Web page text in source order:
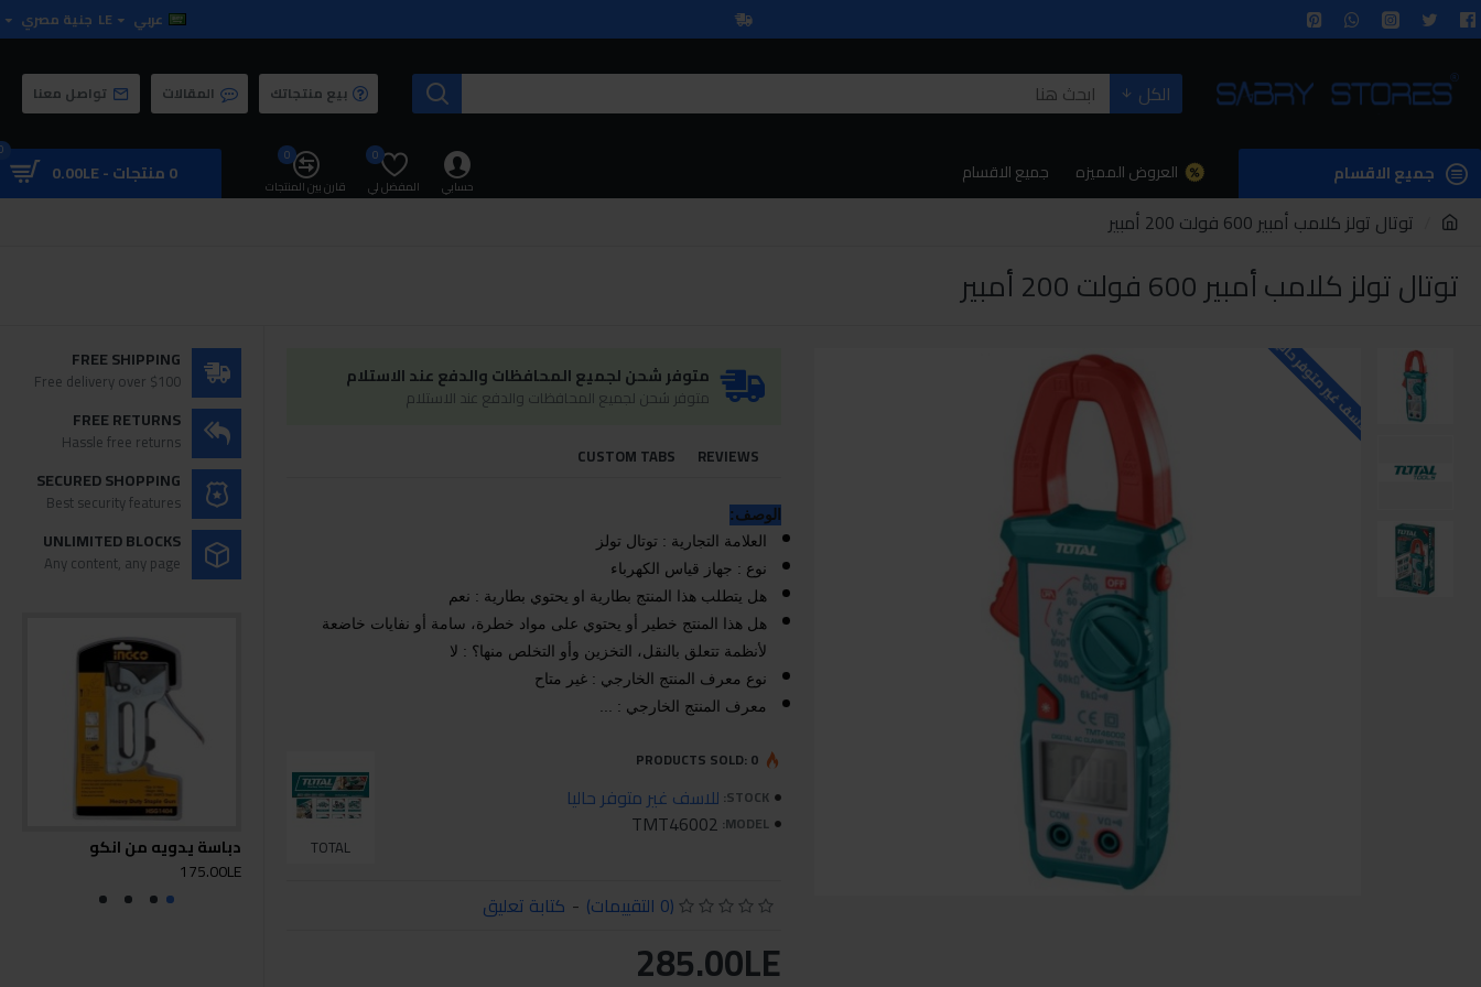
عربي LE جنية مصري
الكل بيع منتجاتك المقالات تواصل معنا
جميع الاقسام العروض المميزه جميع الاقسام
حسابي المفضل لي
0
قارن بين المنتجات
0
0 منتجات - 0.00LE
توتال تولز كلامب أمبير 600 فولت 200 أمبير
توتال تولز كلامب أمبير 600 فولت 200 أمبير
للاسف غير متوفر حاليا متوفر شحن لجميع المحافظات والدفع عند الاستلام
متوفر شحن لجميع المحافظات والدفع عند الاستلام
REVIEWS
CUSTOM TABS
الوصف:
العلامة التجارية : توتال تولز
نوع : جهاز قياس الكهرباء
هل يتطلب هذا المنتج بطارية او يحتوي بطارية : نعم
هل هذا المنتج خطير أو يحتوي على مواد خطرة، سامة أو نفايات خاضعة
لأنظمة تتعلق بالنقل، التخزين وأو التخلص منها؟ : لا
نوع معرف المنتج الخارجي : غير متاح
معرف المنتج الخارجي : ...
STOCK: للاسف غير متوفر حاليا
MODEL:
TMT46002
TOTAL
PRODUCTS SOLD: 0
(0 التقييمات) - كتابة تعليق
285.00LE
FREE SHIPPING
Free delivery over $100
FREE RETURNS
Hassle free returns
SECURED SHOPPING
Best security features
UNLIMITED BLOCKS
Any content, any page
دباسة يدويه من انكو
175.00LE